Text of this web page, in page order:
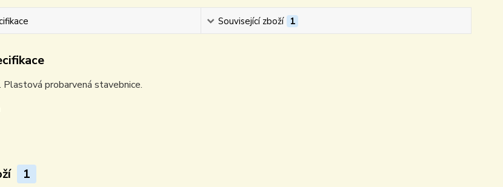
Související zboží 1
Plastová probarvená stavebnice.
1